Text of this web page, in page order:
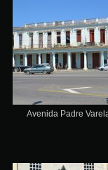
Avenida Padre